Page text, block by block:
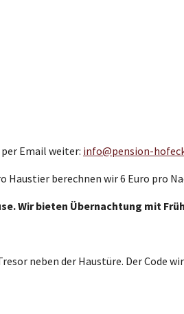
Email weiter: info@pension-
Haustier berechnen wir 6 Euro pro
Wir bieten Übernachtung mit
neben der Haustüre. Der Code